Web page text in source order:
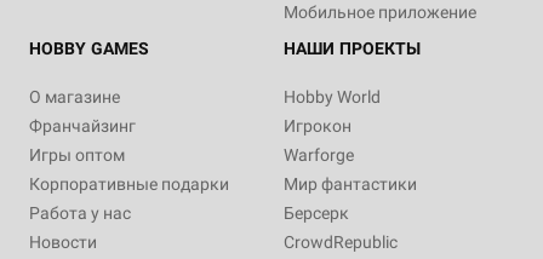
Мобильное приложение
HOBBY GAMES
О магазине
Франчайзинг
Игры оптом
Корпоративные подарки
Работа у нас
Новости
НАШИ ПРОЕКТЫ
Hobby World
Игрокон
Warforge
Мир фантастики
Берсерк
CrowdRepublic